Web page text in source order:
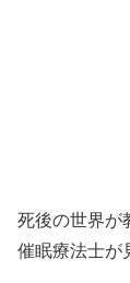
死後の世界が
催眠療法士が